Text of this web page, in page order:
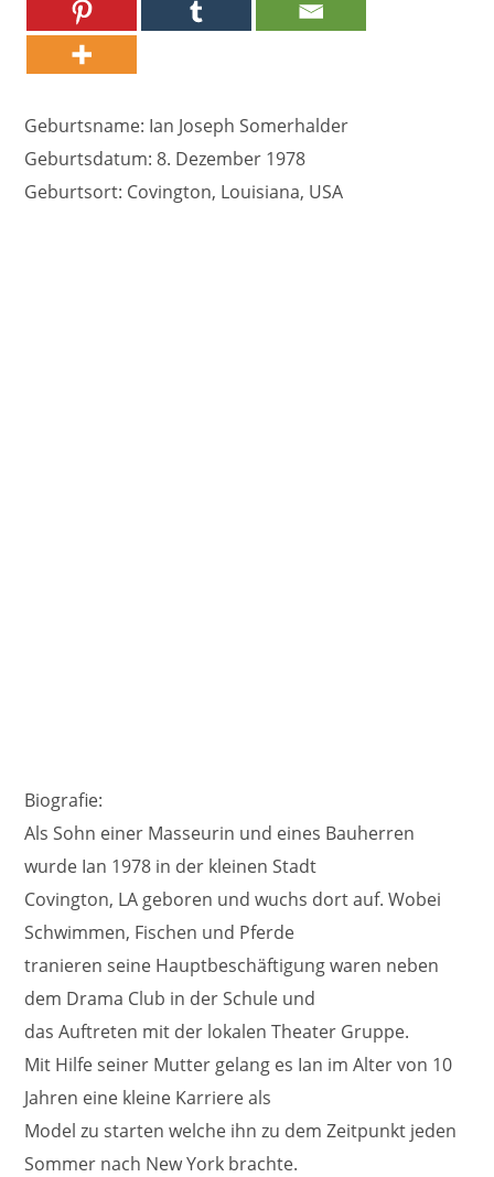
Geburtsname: Ian Joseph Somerhalder
Geburtsdatum: 8. Dezember 1978
Geburtsort: Covington, Louisiana, USA
Biografie:
Als Sohn einer Masseurin und eines Bauherren
wurde Ian 1978 in der kleinen Stadt
Covington, LA geboren und wuchs dort auf. Wobei
Schwimmen, Fischen und Pferde
tranieren seine Hauptbeschäftigung waren neben
dem Drama Club in der Schule und
das Auftreten mit der lokalen Theater Gruppe.
Mit Hilfe seiner Mutter gelang es Ian im Alter von 10
Jahren eine kleine Karriere als
Model zu starten welche ihn zu dem Zeitpunkt jeden
Sommer nach New York brachte.